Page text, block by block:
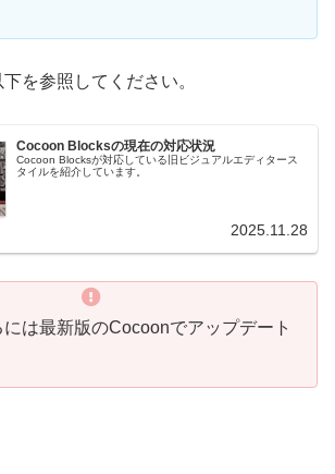
を参照してください。
Cocoon Blocksの現在の対応状況
Cocoon Blocksが対応している旧ビジュアルエディタース
タイルを紹介しています。
2025.11.28
は最新版のCocoonでアップデート